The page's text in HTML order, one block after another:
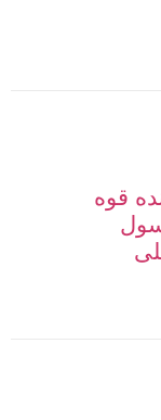
قوه